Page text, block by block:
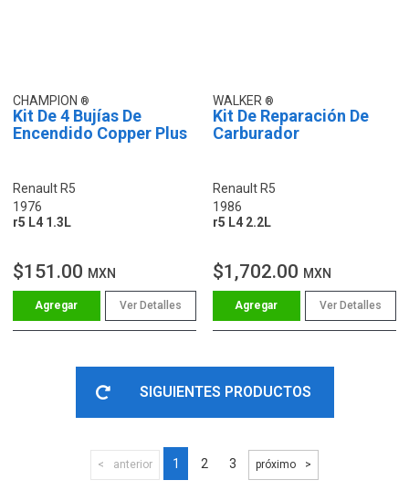
CHAMPION
Kit De 4 Bujías De
Encendido Copper Plus
Renault R5
1976
r5 L4 1.3L
$151.00 MXN
Ver Detalles
WALKER
Kit De Reparación De
Carburador
Renault R5
1986
r5 L4 2.2L
$1,702.00 MXN
Ver Detalles
SIGUIENTES PRODUCTOS
anterior 1 2 3 próximo